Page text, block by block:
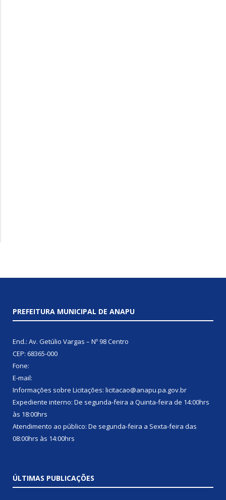
PREFEITURA MUNICIPAL DE ANAPU
End.: Av. Getúlio Vargas – Nº 98 Centro
CEP: 68365-000
Fone:
E-mail:
Informações sobre Licitações: licitacao@anapu.pa.gov.br
Expediente interno: De segunda-feira a Quinta-feira de 14:00hrs
às 18:00hrs
Atendimento ao público: De segunda-feira a Sexta-feira das
08:00hrs às 14:00hrs
ÚLTIMAS PUBLICAÇÕES